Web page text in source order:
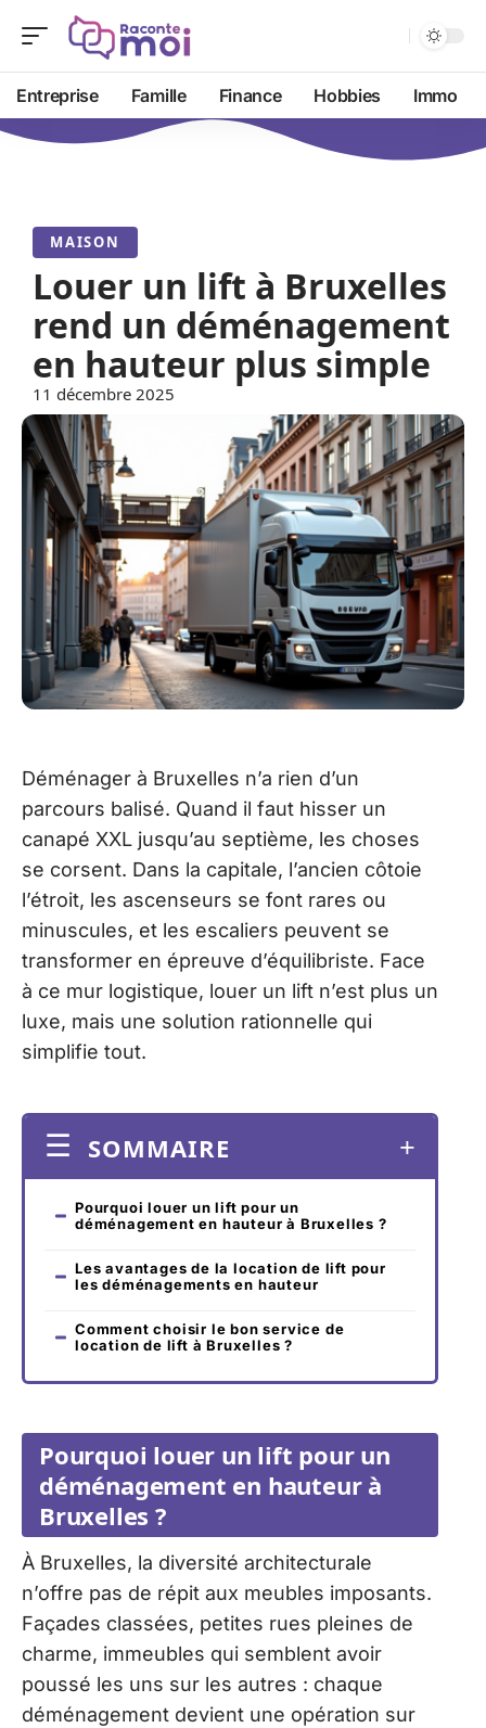
Entreprise Famille Finance Hobbies Immo
MAISON
Louer un lift à Bruxelles
rend un déménagement
en hauteur plus simple
11 décembre 2025
Déménager à Bruxelles n’a rien d’un
parcours balisé. Quand il faut hisser un
canapé XXL jusqu’au septième, les choses
se corsent. Dans la capitale, l’ancien côtoie
l’étroit, les ascenseurs se font rares ou
minuscules, et les escaliers peuvent se
transformer en épreuve d’équilibriste. Face
à ce mur logistique, louer un lift n’est plus un
luxe, mais une solution rationnelle qui
simplifie tout.
SOMMAIRE
Pourquoi louer un lift pour un
déménagement en hauteur à Bruxelles ?
Les avantages de la location de lift pour
les déménagements en hauteur
Comment choisir le bon service de
location de lift à Bruxelles ?
Pourquoi louer un lift pour un
déménagement en hauteur à
Bruxelles ?
À Bruxelles, la diversité architecturale
n’offre pas de répit aux meubles imposants.
Façades classées, petites rues pleines de
charme, immeubles qui semblent avoir
poussé les uns sur les autres : chaque
déménagement devient une opération sur